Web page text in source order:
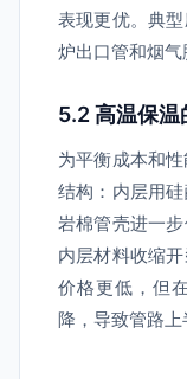
表现更优。典
炉出口管和烟气
5.2 高温保温
为平衡成本和
结构：内层用
岩棉管壳进一
内层材料收缩
价格更低，但
降，导致管路上